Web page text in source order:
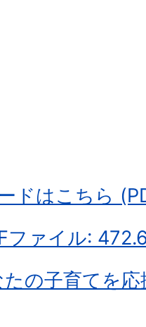
ドはこちら
ファイル:
の子育てを